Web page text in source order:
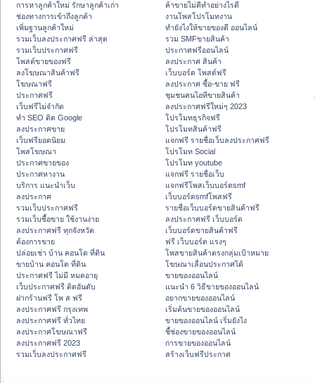
การหาลูกค้าใหม่ รักษาลูกค้าเก่า
ช่องทางการเข้าถึงลูกค้า
เพิ่มฐานลูกค้าใหม่
รวมเว็บลงประกาศฟรี ล่าสุด
รวมเว็บประกาศฟรี
โพสต์ขายของฟรี
ลงโฆษณาสินค้าฟรี
โฆษณาฟรี
ประกาศฟรี
เว็บฟรีไม่จำกัด
ทำ SEO ติด Google
ลงประกาศขาย
เว็บฟรียอดนิยม
โพสโฆษณา
ประกาศขายของ
ประกาศหางาน
บริการ แนะนำเว็บ
ลงประกาศ
รวมเว็บประกาศฟรี
รวมเว็บซื้อขาย ใช้งานง่าย
ลงประกาศฟรี ทุกจังหวัด
ต้องการขาย
ปล่อยเช่า บ้าน คอนโด ที่ดิน
ขายบ้าน คอนโด ที่ดิน
ประกาศฟรี ไม่มี หมดอายุ
เว็บประกาศฟรี ติดอันดับ
ฝากร้านฟรี โพ ส ฟรี
ลงประกาศฟรี กรุงเทพ
ลงประกาศฟรี ทั่วไทย
ลงประกาศโฆษณาฟรี
ลงประกาศฟรี 2023
รวมเว็บลงประกาศฟรี
ค้าขายไม่ดีทำอย่างไรดี
งานโพสโปรโมทงาน
ทํายังไงให้ขายของดี ออนไลน์
รวม SMFขายสินค้า
ประกาศฟรีออนไลน์
ลงประกาศ สินค้า
เว็บบอร์ด โพสต์ฟรี
ลงประกาศ ซื้อ-ขาย ฟรี
ชุมชนคนไอทีขายสินค้า
ลงประกาศฟรีใหม่ๆ 2023
โปรโมทธุรกิจฟรี
โปรโมทสินค้าฟรี
แจกฟรี รายชื่อเว็บลงประกาศฟรี
โปรโมท Social
โปรโมท youtube
แจกฟรี รายชื่อเว็บ
แจกฟรีโพสเว็บบอร์ดsmf
เว็บบอร์ดsmfโพสฟรี
รายชื่อเว็บบอร์ดขายสินค้าฟรี
ลงประกาศฟรี เว็บบอร์ด
เว็บบอร์ดขายสินค้าฟรี
ฟรี เว็บบอร์ด แรงๆ
โพสขายสินค้าตรงกลุ่มเป้าหมาย
โฆษณาเลื่อนประกาศได้
ขายของออนไลน์
แนะนำ 6 วิธีขายของออนไลน์
อยากขายของออนไลน์
เริ่มต้นขายของออนไลน์
ขายของออนไลน์ เริ่มยังไง
ชี้ช่องขายของออนไลน์
การขายของออนไลน์
สร้างเว็บฟรีประกาศ